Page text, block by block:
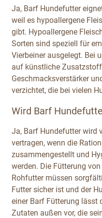
Ja, Barf Hundefutter
weil es hypoallergene
gibt. Hypoallergene
Sorten sind speziell für
Vierbeiner ausgelegt. Bei
auf künstliche
Geschmacksverstärker
verzichtet, die bei vielen
Wird Barf
Ja, Barf Hundefutter wird
vertragen, wenn die
zusammengestellt und
werden. Die Fütterung
Rohfutter müssen
Futter sicher ist und der
einer Barf Fütterung lässt
Zutaten außen vor, die